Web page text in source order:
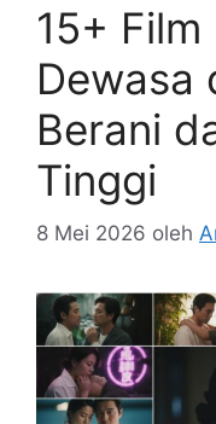
15+ Film
Dewasa
Berani
Tinggi
8 Mei 2026 oleh